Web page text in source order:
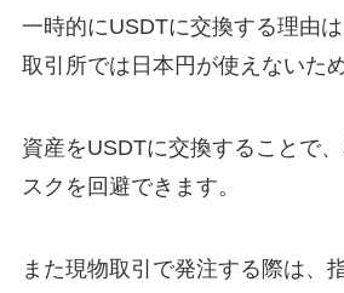
一時的にUSDTに交換する理由
取引所では日本円が使えないため
資産をUSDTに交換することで
スクを回避できます。
また現物取引で発注する際は、